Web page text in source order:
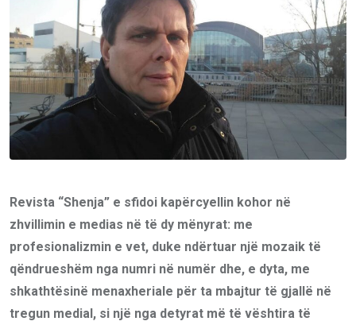
Revista “Shenja” e sfidoi kapërcyellin kohor në
zhvillimin e medias në të dy mënyrat: me
profesionalizmin e vet, duke ndërtuar një mozaik të
qëndrueshëm nga numri në numër dhe, e dyta, me
shkathtësinë menaxheriale për ta mbajtur të gjallë në
tregun medial, si një nga detyrat më të vështira të